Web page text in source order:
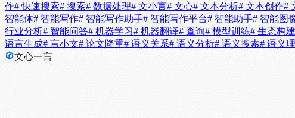
作# 快速搜索# 搜索# 数据处理# 文小言# 文心# 文本分析# 文本创作#
智能体# 智能写作# 智能写作助手# 智能写作平台# 智能助手# 智能图
行业分析# 智能问答# 机器学习# 机器翻译# 查询# 模型训练# 生态构建
语言生成# 言小文# 论文降重# 语义关系# 语义分析# 语义搜索# 语义
文心一言